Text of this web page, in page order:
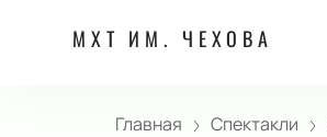
МХТ ИМ. ЧЕХОВА
Главная Спектакли